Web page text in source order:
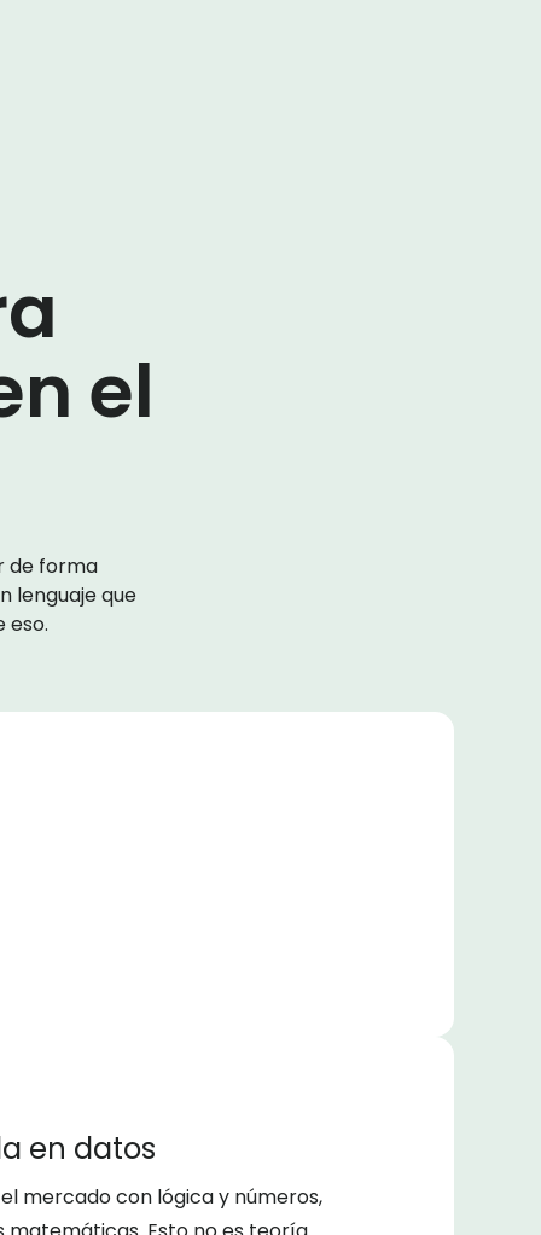
el
de forma
lenguaje que
eso.
en datos
mercado con lógica y números,